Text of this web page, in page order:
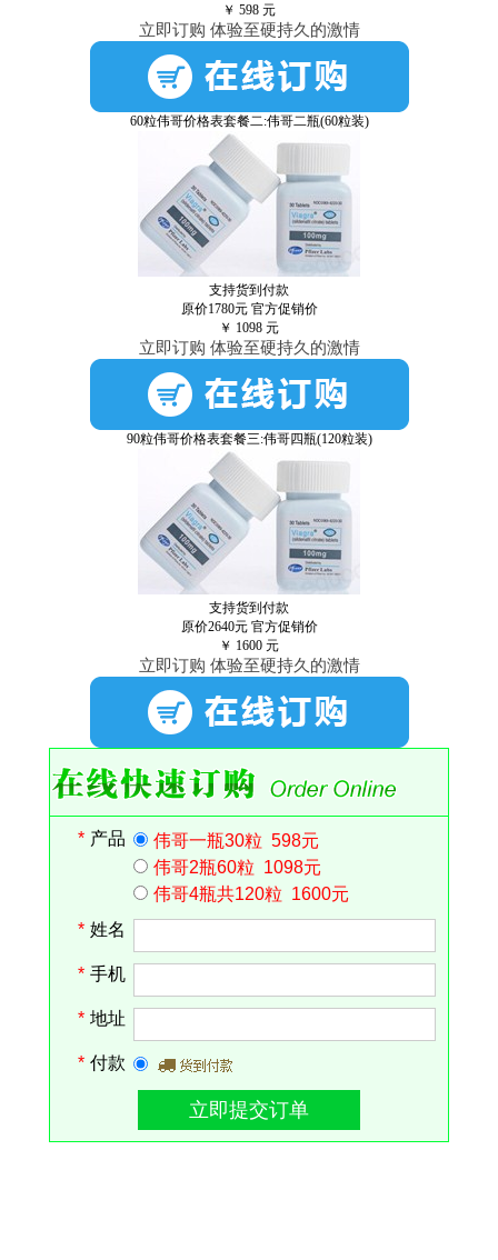
￥ 598 元
立即订购 体验至硬持久的激情
60粒伟哥价格表套餐二:伟哥二瓶(60粒装)
支持货到付款
原价1780元 官方促销价
￥ 1098 元
立即订购 体验至硬持久的激情
90粒伟哥价格表套餐三:伟哥四瓶(120粒装)
支持货到付款
原价2640元 官方促销价
￥ 1600 元
立即订购 体验至硬持久的激情